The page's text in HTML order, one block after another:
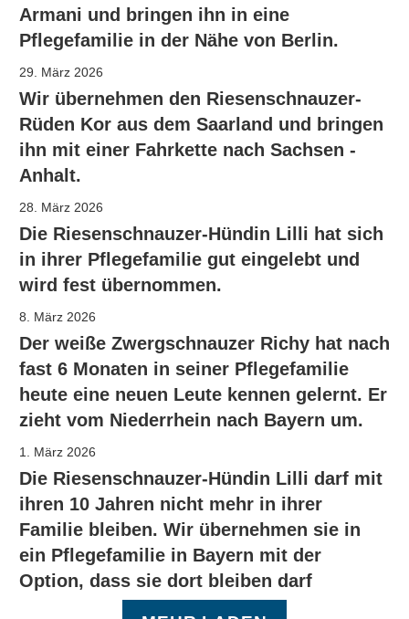
Armani und bringen ihn in eine
Pflegefamilie in der Nähe von Berlin.
29. März 2026
Wir übernehmen den Riesenschnauzer-
Rüden Kor aus dem Saarland und bringen
ihn mit einer Fahrkette nach Sachsen -
Anhalt.
28. März 2026
Die Riesenschnauzer-Hündin Lilli hat sich
in ihrer Pflegefamilie gut eingelebt und
wird fest übernommen.
8. März 2026
Der weiße Zwergschnauzer Richy hat nach
fast 6 Monaten in seiner Pflegefamilie
heute eine neuen Leute kennen gelernt. Er
zieht vom Niederrhein nach Bayern um.
1. März 2026
Die Riesenschnauzer-Hündin Lilli darf mit
ihren 10 Jahren nicht mehr in ihrer
Familie bleiben. Wir übernehmen sie in
ein Pflegefamilie in Bayern mit der
Option, dass sie dort bleiben darf